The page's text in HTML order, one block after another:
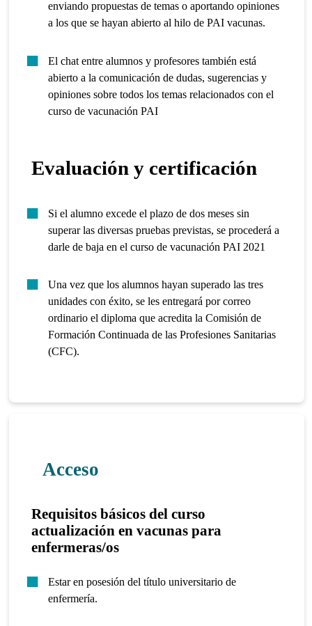
enviando propuestas de temas o aportando opiniones
a los que se hayan abierto al hilo de PAI vacunas.
El chat entre alumnos y profesores también está
abierto a la comunicación de dudas, sugerencias y
opiniones sobre todos los temas relacionados con el
curso de vacunación PAI
Evaluación y certificación
Si el alumno excede el plazo de dos meses sin
superar las diversas pruebas previstas, se procederá a
darle de baja en el curso de vacunación PAI 2021
Una vez que los alumnos hayan superado las tres
unidades con éxito, se les entregará por correo
ordinario el diploma que acredita la Comisión de
Formación Continuada de las Profesiones Sanitarias
(CFC).
Acceso
Requisitos básicos del curso
actualización en vacunas para
enfermeras/os
Estar en posesión del título universitario de
enfermería.